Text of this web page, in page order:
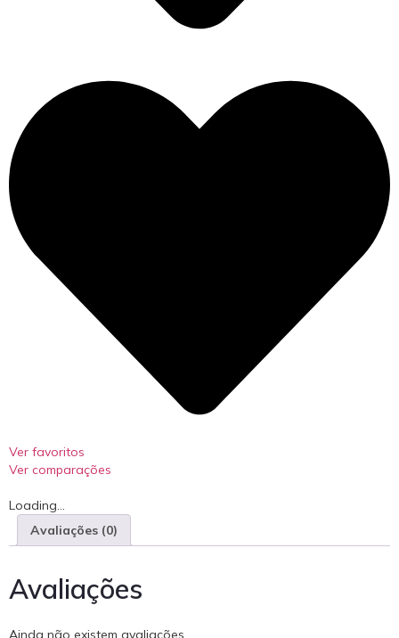
Ver favoritos
Ver comparações
Loading...
Avaliações (0)
Avaliações
Ainda não existem avaliações.